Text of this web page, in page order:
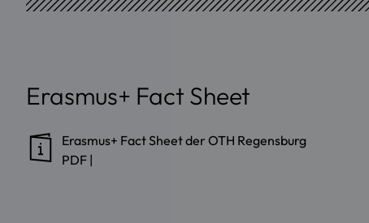
Erasmus+ Fact Sheet
Erasmus+ Fact Sheet der OTH Regensburg
PDF |